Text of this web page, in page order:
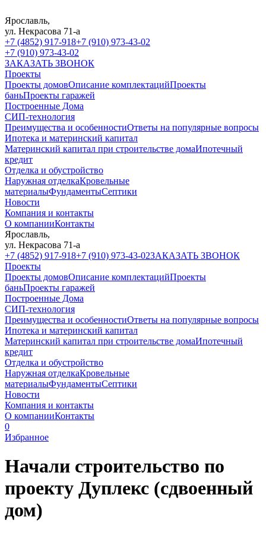
Ярославль,
ул. Некрасова 71-а
+7 (4852) 917-918+7 (910) 973-43-02
+7 (910) 973-43-02
ЗАКАЗАТЬ ЗВОНОК
Проекты
Проекты домовОписание комплектацийПроекты
баньПроекты гаражей
Построенные Дома
СИП-технология
Преимущества и особенностиОтветы на популярные вопросы
Ипотека и материнский капитал
Материнский капитал при строительстве домаИпотечный
кредит
Отделка и обустройство
Наружная отделкаКровельные
материалыФундаментыСептики
Новости
Компания и контакты
О компанииКонтакты
Ярославль,
ул. Некрасова 71-а
+7 (4852) 917-918+7 (910) 973-43-02ЗАКАЗАТЬ ЗВОНОК
Проекты
Проекты домовОписание комплектацийПроекты
баньПроекты гаражей
Построенные Дома
СИП-технология
Преимущества и особенностиОтветы на популярные вопросы
Ипотека и материнский капитал
Материнский капитал при строительстве домаИпотечный
кредит
Отделка и обустройство
Наружная отделкаКровельные
материалыФундаментыСептики
Новости
Компания и контакты
О компанииКонтакты
0
Избранное
Начали строительство по
проекту Дуплекс (сдвоенный
дом)